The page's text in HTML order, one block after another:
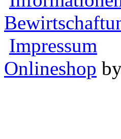
Impressum
Onlineshop